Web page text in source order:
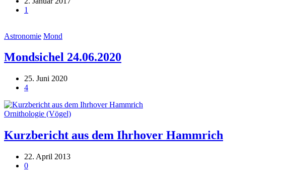
1
Astronomie Mond
Mondsichel 24.06.2020
25. Juni 2020
4
Ornithologie (Vögel)
Kurzbericht aus dem Ihrhover Hammrich
22. April 2013
0